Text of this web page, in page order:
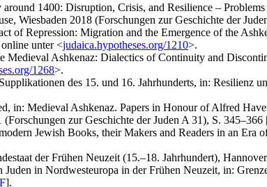
around 1400: Disruption, Crisis, and Resilience –
Wiesbaden 2018 (Forschungen zur Geschichte der
of Repression: Migration and the Emergence of the
unter <judaica.hypotheses.org/1210>.
Medieval Ashkenaz: Dialectics of Continuity and
1268>.
des 15. und 16. Jahrhunderts, in: Resilienz
in: Medieval Ashkenaz. Papers in Honour of Alfred
zur Geschichte der Juden A 31), S. 345–366
Jewish Books, their Makers and Readers in an
der Frühen Neuzeit (15.–18. Jahrhundert),
Juden in Nordwesteuropa in der Frühen Neuzeit, in:
].